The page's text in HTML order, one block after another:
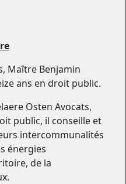
Maître Benjamin
ans en droit public.
Osten Avocats,
public, il conseille et
intercommunalités
énergies
de la